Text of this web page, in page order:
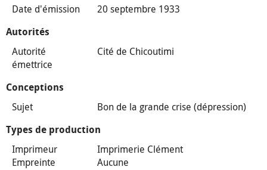
Date d'émission 20 septembre 1933
Autorités
Autorité
émettrice
Cité de Chicoutimi
Conceptions
Sujet Bon de la grande crise (dépression)
Types de production
Imprimeur
Imprimerie Clément
Empreinte
Aucune